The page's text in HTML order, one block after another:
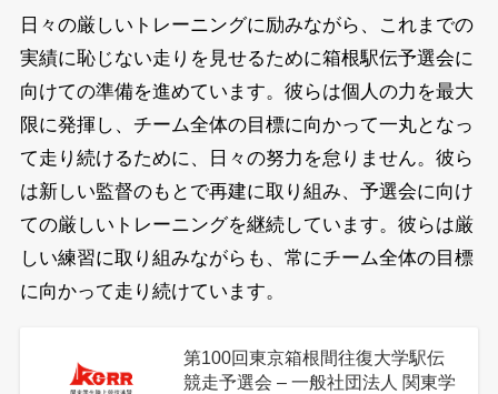
日々の厳しいトレーニングに励みながら、これまでの
実績に恥じない走りを見せるために箱根駅伝予選会に
向けての準備を進めています。彼らは個人の力を最大
限に発揮し、チーム全体の目標に向かって一丸となっ
て走り続けるために、日々の努力を怠りません。彼ら
は新しい監督のもとで再建に取り組み、予選会に向け
ての厳しいトレーニングを継続しています。彼らは厳
しい練習に取り組みながらも、常にチーム全体の目標
に向かって走り続けています。
第100回東京箱根間往復大学駅伝
競走予選会 – 一般社団法人 関東学